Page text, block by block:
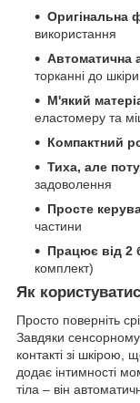
Оригінальна
використання
Автоматична
торканні до шкіри
М'який
еластомеру та
Компактний
Тиха, але
задоволення
Просте
частини
Працює від 2
комплект)
Як
Просто поверніть
Завдяки
контакті зі шкірою,
додає інтимності
тіла – він